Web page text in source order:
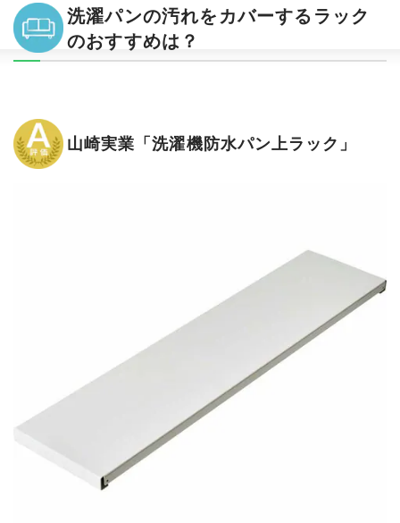
洗濯パンの汚れをカバーするラック
のおすすめは？
山崎実業「洗濯機防水パン上ラック」